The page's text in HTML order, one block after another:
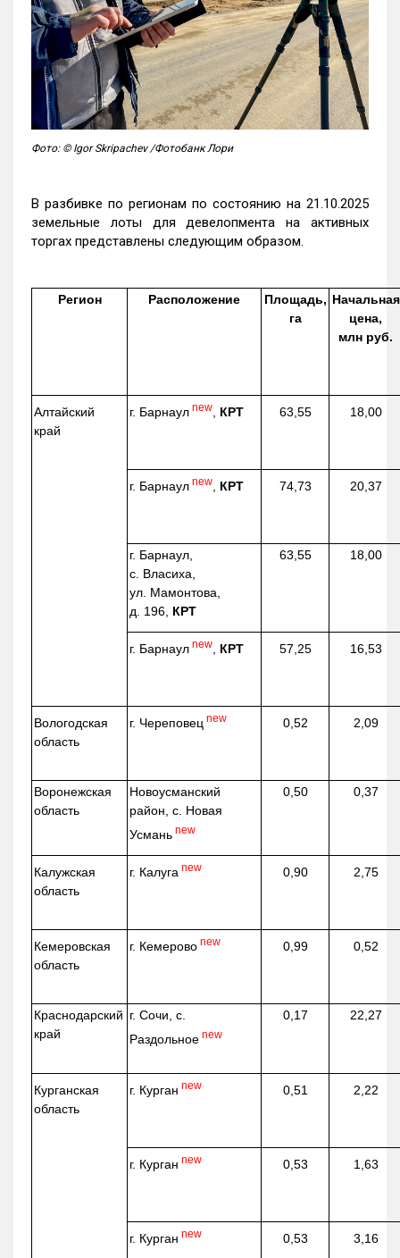
Фото: © Igor Skripachev /Фотобанк Лори
В разбивке по регионам по состоянию на 21.10.2025
земельные лоты для девелопмента на активных
торгах представлены следующим образом.
Регион Расположение
Площадь,
га
Начальная
цена,
млн руб.
Алтайский
край
г. Барнаул new КРТ 63,55 18,00
г. Барнаул new КРТ 74,73 20,37
г. Барнаул,
с. Власиха,
ул. Мамонтова,
д. 196, КРТ
63,55 18,00
г. Барнаул new КРТ 57,25 16,53
Вологодская
область
г. Череповец new 0,52 2,09
Воронежская
область
Новоусманский
район, с. Новая
Усмань new
0,50 0,37
Калужская
область
г. Калуга new 0,90 2,75
Кемеровская
область
г. Кемерово new 0,99 0,52
Краснодарский
край
г. Сочи, с.
Раздольное new
0,17 22,27
Курганская
область
г. Курган new 0,51 2,22
г. Курган new 0,53 1,63
г. Курган new 0,53 3,16